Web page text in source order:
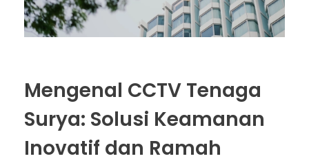
Mengenal CCTV Tenaga
Surya: Solusi Keamanan
Inovatif dan Ramah